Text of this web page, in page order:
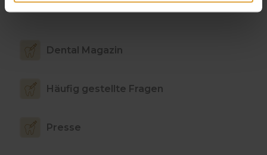
Dental Magazin
Häufig gestellte Fragen
Presse